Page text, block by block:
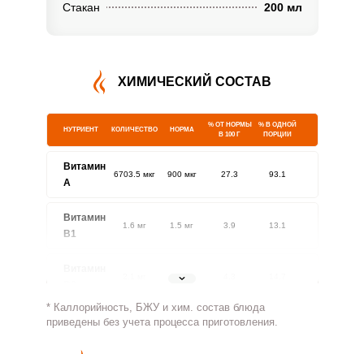
Стакан
200 мл
ХИМИЧЕСКИЙ СОСТАВ
НУТРИЕНТ КОЛИЧЕСТВО НОРМА
% ОТ НОРМЫ
В 100 Г
% В ОДНОЙ
ПОРЦИИ
Витамин
A
6703.5 мкг 900 мкг 27.3 93.1
Витамин
В1
1.6 мг 1.5 мг 3.9 13.1
1.8 мг
Витамин
548.2 мг 500 мг 4 13.7
* Каллорийность, БЖУ и хим. состав блюда
приведены без учета процесса приготовления.